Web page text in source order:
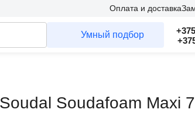
Умный подбор
Оплата и доставка
Soudafoam Maxi